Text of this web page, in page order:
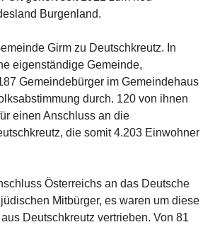
Burgenland.
Girm zu Deutschkreutz. In
eigenständige Gemeinde,
Gemeindebürger im Gemeindehaus
durch. 120 von ihnen
einen Anschluss an die
die somit 4.203 Einwohner
Österreichs an das Deutsche
Mitbürger, es waren um diese
Deutschkreutz vertrieben. Von 81